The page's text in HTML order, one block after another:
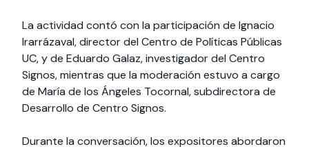
La actividad contó con la participación de Ignacio
Irarrázaval, director del Centro de Políticas Públicas
UC, y de Eduardo Galaz, investigador del Centro
Signos, mientras que la moderación estuvo a cargo
de María de los Ángeles Tocornal, subdirectora de
Desarrollo de Centro Signos.
Durante la conversación, los expositores abordaron